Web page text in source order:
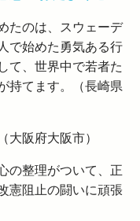
たのは、スウェーデ
で始めた勇気ある行
て、世界中で若者た
持てます。（長崎県
阪府大阪市）
の整理がついて、正
憲阻止の闘いに頑張